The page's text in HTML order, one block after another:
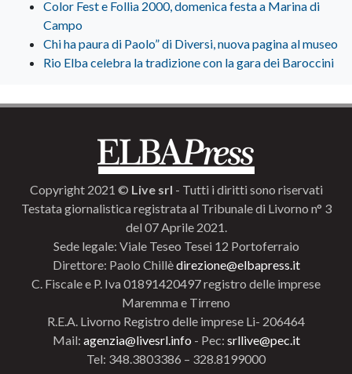
Color Fest e Follia 2000, domenica festa a Marina di
Campo
Chi ha paura di Paolo” di Diversi, nuova pagina al museo
Rio Elba celebra la tradizione con la gara dei Baroccini
Copyright 2021 © Live srl - Tutti i diritti sono riservati
Testata giornalistica registrata al Tribunale di Livorno n° 3
del 07 Aprile 2021.
Sede legale: Viale Teseo Tesei 12 Portoferraio
Direttore: Paolo Chillèdirezione@elbapress.it
C. Fiscale e P. Iva 01891420497 registro delle imprese
Maremma e Tirreno
R.E.A. Livorno Registro delle imprese Li- 206464
Mail: agenzia@livesrl.info - Pec: srllive@pec.it
Tel: 348.3803386 – 328.8199000